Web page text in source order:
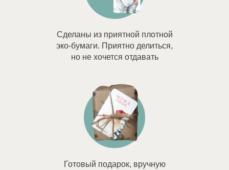
Сделаны из приятной плотной
эко-бумаги. Приятно делиться,
но не хочется отдавать
Готовый подарок, вручную